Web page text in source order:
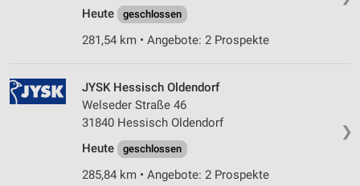
Heute
geschlossen
281,54 km • Angebote: 2 Prospekte
❯
JYSK Hessisch Oldendorf
Welseder Straße 46
31840 Hessisch Oldendorf
Heute
geschlossen
285,84 km • Angebote: 2 Prospekte